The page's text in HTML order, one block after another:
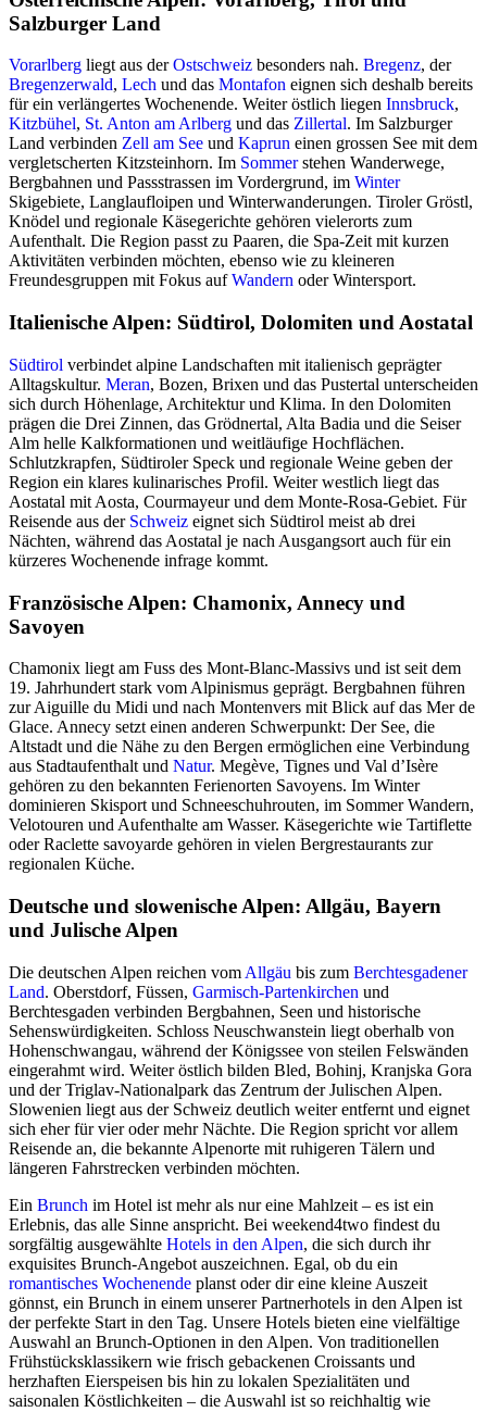
Salzburger Land
Vorarlberg liegt aus derOstschweiz besonders nah. Bregenz, der
Bregenzerwald, Lech und das Montafon eignen sich deshalb bereits
für ein verlängertes Wochenende. Weiter östlich liegen Innsbruck,
Kitzbühel, St. Anton am Arlberg und das Zillertal. Im Salzburger
Land verbinden Zell am See und Kaprun einen grossen See mit dem
vergletscherten Kitzsteinhorn. Im Sommerstehen Wanderwege,
Bergbahnen und Passstrassen im Vordergrund, im Winter
Skigebiete, Langlaufloipen und Winterwanderungen. Tiroler Gröstl,
Knödel und regionale Käsegerichte gehören vielerorts zum
Aufenthalt. Die Region passt zu Paaren, die Spa-Zeit mit kurzen
Aktivitäten verbinden möchten, ebenso wie zu kleineren
Freundesgruppen mit Fokus aufWandern oder Wintersport.
Italienische Alpen: Südtirol, Dolomiten und Aostatal
Südtirol verbindet alpine Landschaften mit italienisch geprägter
Alltagskultur. Meran, Bozen, Brixen und das Pustertal unterscheiden
sich durch Höhenlage, Architektur und Klima. In den Dolomiten
prägen die Drei Zinnen, das Grödnertal, Alta Badia und die Seiser
Alm helle Kalkformationen und weitläufige Hochflächen.
Schlutzkrapfen, Südtiroler Speck und regionale Weine geben der
Region ein klares kulinarisches Profil. Weiter westlich liegt das
Aostatal mit Aosta, Courmayeur und dem Monte-Rosa-Gebiet. Für
Reisende aus der Schweiz eignet sich Südtirol meist ab drei
Nächten, während das Aostatal je nach Ausgangsort auch für ein
kürzeres Wochenende infrage kommt.
Französische Alpen: Chamonix, Annecy und
Savoyen
Chamonix liegt am Fuss des Mont-Blanc-Massivs und ist seit dem
19. Jahrhundert stark vom Alpinismus geprägt. Bergbahnen führen
zur Aiguille du Midi und nach Montenvers mit Blick auf das Mer de
Glace. Annecy setzt einen anderen Schwerpunkt: Der See, die
Altstadt und die Nähe zu den Bergen ermöglichen eine Verbindung
aus Stadtaufenthalt und Natur. Megève, Tignes und Val d’Isère
gehören zu den bekannten Ferienorten Savoyens. Im Winter
dominieren Skisport und Schneeschuhrouten, im Sommer Wandern,
Velotouren und Aufenthalte am Wasser. Käsegerichte wie Tartiflette
oder Raclette savoyarde gehören in vielen Bergrestaurants zur
regionalen Küche.
Deutsche und slowenische Alpen: Allgäu, Bayern
und Julische Alpen
Die deutschen Alpen reichen vom Allgäu bis zum Berchtesgadener
Land. Oberstdorf, Füssen, Garmisch-Partenkirchen und
Berchtesgaden verbinden Bergbahnen, Seen und historische
Sehenswürdigkeiten. Schloss Neuschwanstein liegt oberhalb von
Hohenschwangau, während der Königssee von steilen Felswänden
eingerahmt wird. Weiter östlich bilden Bled, Bohinj, Kranjska Gora
und der Triglav-Nationalpark das Zentrum der Julischen Alpen.
Slowenien liegt aus der Schweiz deutlich weiter entfernt und eignet
sich eher für vier oder mehr Nächte. Die Region spricht vor allem
Reisende an, die bekannte Alpenorte mit ruhigeren Tälern und
längeren Fahrstrecken verbinden möchten.
Ein Brunch im Hotel ist mehr als nur eine Mahlzeit – es ist ein
Erlebnis, das alle Sinne anspricht. Bei weekend4two findest du
sorgfältig ausgewählte Hotels in den Alpen, die sich durch ihr
exquisites Brunch-Angebot auszeichnen. Egal, ob du ein
romantisches Wochenende planst oder dir eine kleine Auszeit
gönnst, ein Brunch in einem unserer Partnerhotels in den Alpen ist
der perfekte Start in den Tag. Unsere Hotels bieten eine vielfältige
Auswahl an Brunch-Optionen in den Alpen. Von traditionellen
Frühstücksklassikern wie frisch gebackenen Croissants und
herzhaften Eierspeisen bis hin zu lokalen Spezialitäten und
saisonalen Köstlichkeiten – die Auswahl ist so reichhaltig wie